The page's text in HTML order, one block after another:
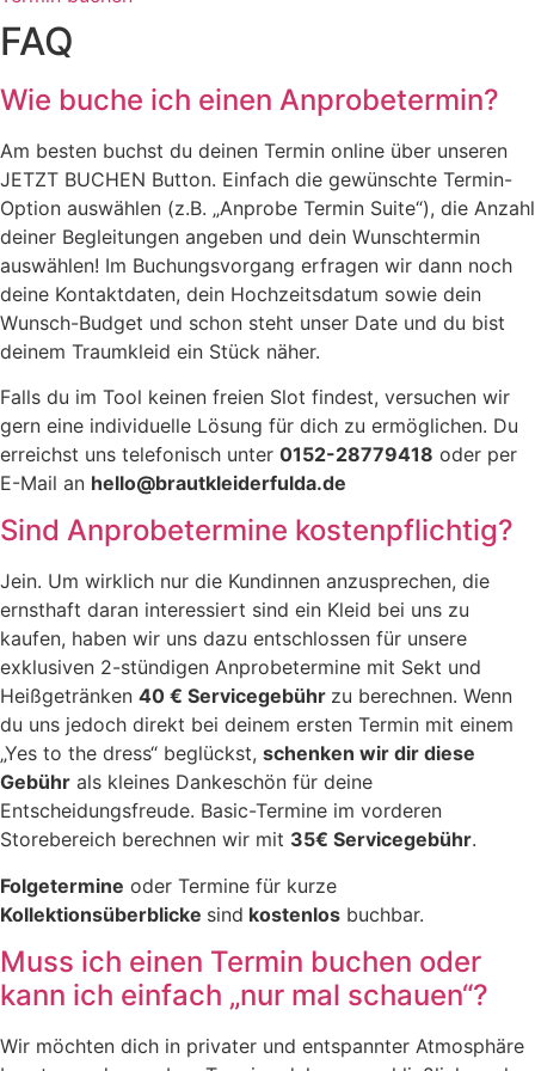
FAQ
Wie buche ich einen Anprobetermin?
Am besten buchst du deinen Termin online über unseren
JETZT BUCHEN Button. Einfach die gewünschte Termin-
Option auswählen (z.B. „Anprobe Termin Suite“), die Anzahl
deiner Begleitungen angeben und dein Wunschtermin
auswählen! Im Buchungsvorgang erfragen wir dann noch
deine Kontaktdaten, dein Hochzeitsdatum sowie dein
Wunsch-Budget und schon steht unser Date und du bist
deinem Traumkleid ein Stück näher.
Falls du im Tool keinen freien Slot findest, versuchen wir
gern eine individuelle Lösung für dich zu ermöglichen. Du
erreichst uns telefonisch unter 0152-28779418 oder per
E-Mail an hello@brautkleiderfulda.de
Sind Anprobetermine kostenpflichtig?
Jein. Um wirklich nur die Kundinnen anzusprechen, die
ernsthaft daran interessiert sind ein Kleid bei uns zu
kaufen, haben wir uns dazu entschlossen für unsere
exklusiven 2-stündigen Anprobetermine mit Sekt und
Heißgetränken 40 € Servicegebühr zu berechnen. Wenn
du uns jedoch direkt bei deinem ersten Termin mit einem
„Yes to the dress“ beglückst, schenken wir dir diese
Gebühr als kleines Dankeschön für deine
Entscheidungsfreude. Basic-Termine im vorderen
Storebereich berechnen wir mit 35€ Servicegebühr.
Folgetermine oder Termine für kurze
Kollektionsüberblicke sind kostenlos buchbar.
Muss ich einen Termin buchen oder
kann ich einfach „nur mal schauen“?
Wir möchten dich in privater und entspannter Atmosphäre